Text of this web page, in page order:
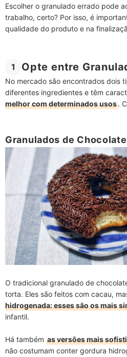
Escolher o granulado errado pode
trabalho, certo? Por isso, é
qualidade do produto e na
1 Opte entre
No mercado são encontrados dois
diferentes ingredientes e têm
melhor com determinados usos.
Granulados de
O tradicional granulado de
torta. Eles são feitos com cacau,
hidrogenada: esses são os mais
infantil.
Há também as versões mais
não costumam conter gordura